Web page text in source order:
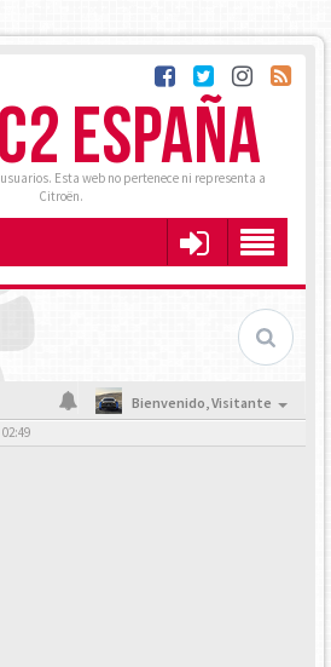
ESPAÑA
Esta web no pertenece ni representa a
Citroën.
Bienvenido,Visitante